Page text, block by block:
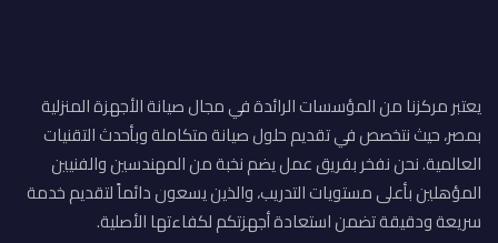
يعتبر مركزنا من المؤسسات الرائدة في مجال صيانة الأجهزة المنزلية
بمصر، حيث نتخصص في تقديم حلول صيانة متكاملة وبأحدث التقنيات
العالمية. نحن نفخر بفريق عمل يضم نخبة من المهندسين والفنيين
المؤهلين بأعلى مستويات التدريب، والذين يسعون دائماً لتقديم خدمة
سريعة ودقيقة تضمن استعادة أجهزتكم لكفاءتها الأصلية.